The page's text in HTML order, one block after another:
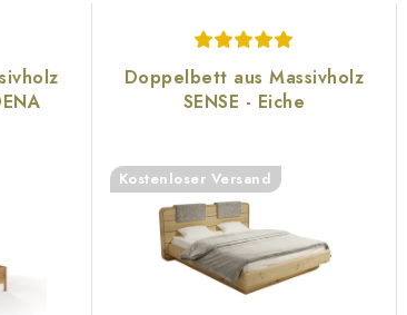
Doppelbett aus Massivholz
SENSE - Eiche
Kostenloser Versand